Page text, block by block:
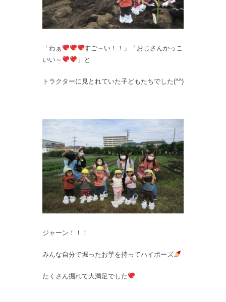
「わぁ
すご～い！！」「おじさんかっこ
いい～
」と
トラクターに見とれていた子どもたちでした(^^)
ジャーン！！！
みんな自分で堀ったお芋を持ってハイポーズ
たくさん掘れて大満足でした